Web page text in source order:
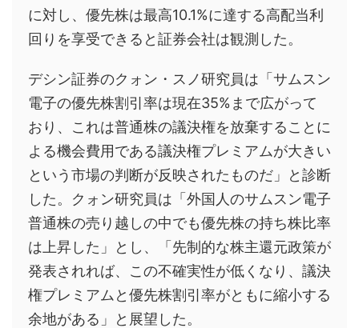
に対し、優先株は最高10.1%に達する高配当利
回りを享受できると証券会社は観測した。
デシン証券のクォン・スノ研究員は「サムスン
電子の優先株割引率は現在35%まで広がって
おり、これは普通株の議決権を放棄することに
よる機会費用である議決権プレミアムが大きい
という市場の判断が反映されたものだ」と診断
した。クォン研究員は「外国人のサムスン電子
普通株の売り越しの中でも優先株の持ち株比率
は上昇した」とし、「先制的な株主還元政策が
発表されれば、この不確実性が低くなり、議決
権プレミアムと優先株割引率がともに縮小する
余地がある」と展望した。